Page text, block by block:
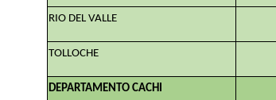
RIO DEL VALLE
TOLLOCHE
DEPARTAMENTO CACHI